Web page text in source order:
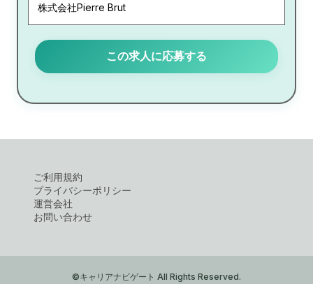
株式会社Pierre Brut
この求人に応募する
ご利用規約
プライバシーポリシー
運営会社
お問い合わせ
©キャリアナビゲート All Rights Reserved.